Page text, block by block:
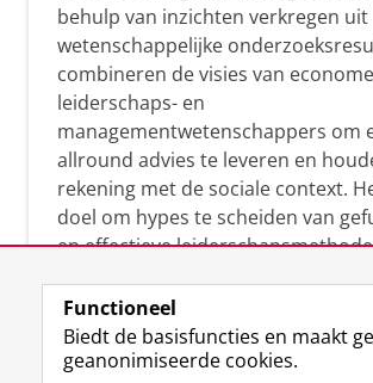
behulp van inzichten verkregen uit
wetenschappelijke
combineren de visies van
leiderschaps- en
managementwetenschappers om
allround advies te leveren en
rekening met de sociale context.
doel om hypes te scheiden van
en effectieve
manier te reageren op
maatschappelijke kwesties.
het leiderschap in uw organisatie
Functioneel
Biedt de basisfuncties en maakt
geanonimiseerde cookies.